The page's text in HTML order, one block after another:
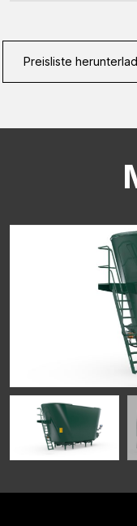
Preisliste